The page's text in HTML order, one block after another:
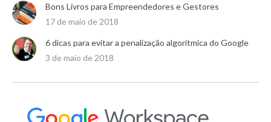
Bons Livros para Empreendedores e Gestores
17 de maio de 2018
6 dicas para evitar a penalização algorítmica do Google
3 de maio de 2018